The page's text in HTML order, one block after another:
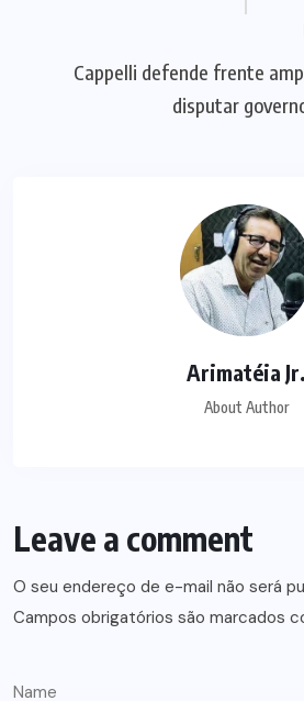
Cappelli defende frente
disputar
Arimatéia Jr.
About Author
Leave a comment
O seu endereço de e-mail não será
Campos obrigatórios são marcados